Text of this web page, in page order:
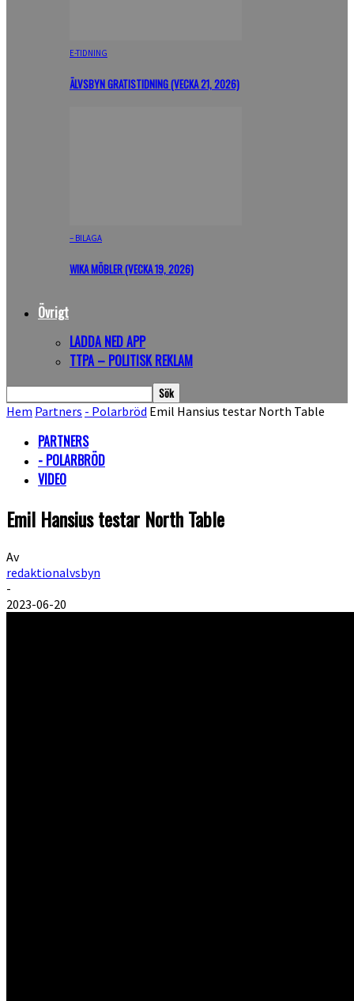
E-TIDNING
ÄLVSBYN GRATISTIDNING (VECKA 21, 2026)
– BILAGA
WIKA MÖBLER (VECKA 19, 2026)
Övrigt
LADDA NED APP
TTPA – POLITISK REKLAM
Hem Partners - Polarbröd Emil Hansius testar North Table
PARTNERS
- POLARBRÖD
VIDEO
Emil Hansius testar North Table
Av
redaktionalvsbyn
-
2023-06-20